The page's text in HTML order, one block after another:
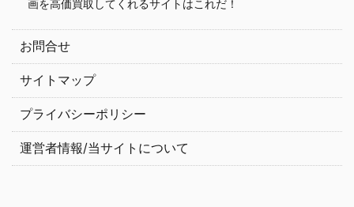
画を高価買取してくれるサイトはこれだ！
お問合せ
サイトマップ
プライバシーポリシー
運営者情報/当サイトについて